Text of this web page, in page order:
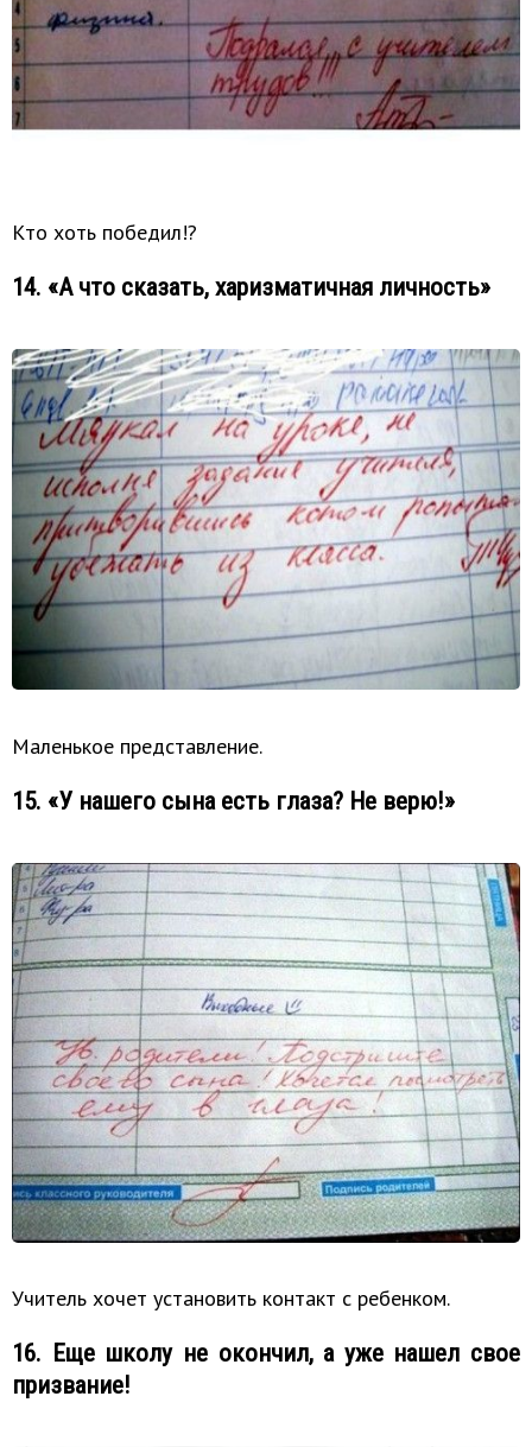
Кто хоть победил!?
14. «А что сказать, харизматичная личность»
Маленькое представление.
15. «У нашего сына есть глаза? Не верю!»
Учитель хочет установить контакт с ребенком.
16. Еще школу не окончил, а уже нашел свое
призвание!